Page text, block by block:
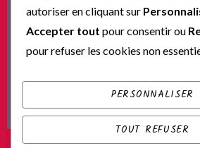
SESKIS Tina
SOLNON Jean-François
autoriser en cliquant sur
Accepter tout pour consentir ou
pour refuser les cookies non
PERSONNALISER
TOUT REFUSER